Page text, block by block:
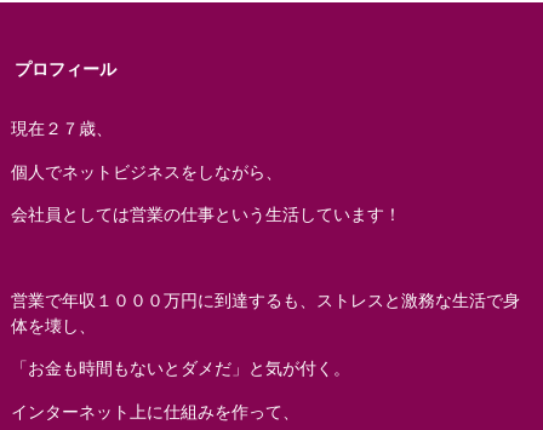
プロフィール
現在２７歳、
個人でネットビジネスをしながら、
会社員としては営業の仕事という生活しています！
営業で年収１０００万円に到達するも、ストレスと激務な生活で身
体を壊し、
「お金も時間もないとダメだ」と気が付く。
インターネット上に仕組みを作って、